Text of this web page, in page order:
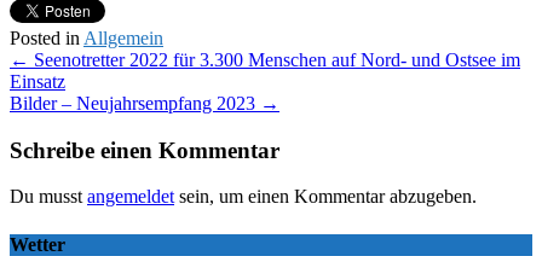
Posted in Allgemein
Post
navigation
← Seenotretter 2022 für 3.300 Menschen auf Nord- und Ostsee im
Einsatz
Bilder – Neujahrsempfang 2023 →
Schreibe einen Kommentar
Du musst angemeldet sein, um einen Kommentar abzugeben.
Wetter